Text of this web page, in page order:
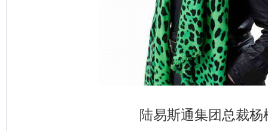
陆易斯通集团总裁杨